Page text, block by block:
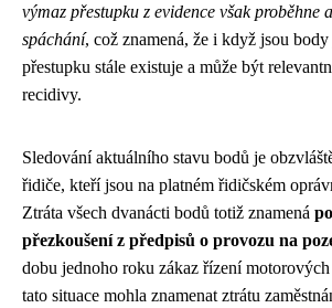
výmaz přestupku z evidence však
spáchání, což znamená, že i když jsou
přestupku stále existuje a může být
recidivy.
Sledování aktuálního stavu bodů je
řidiče, kteří jsou na platném řidičském
Ztráta všech dvanácti bodů totiž znamená
přezkoušení z předpisů o provozu na
dobu jednoho roku zákaz řízení
tato situace mohla znamenat ztrátu